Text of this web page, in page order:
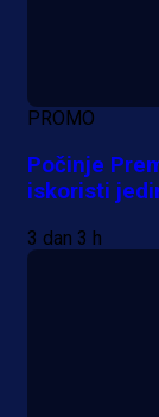
PROMO
Počinje
iskoristi
3 dan 3 h